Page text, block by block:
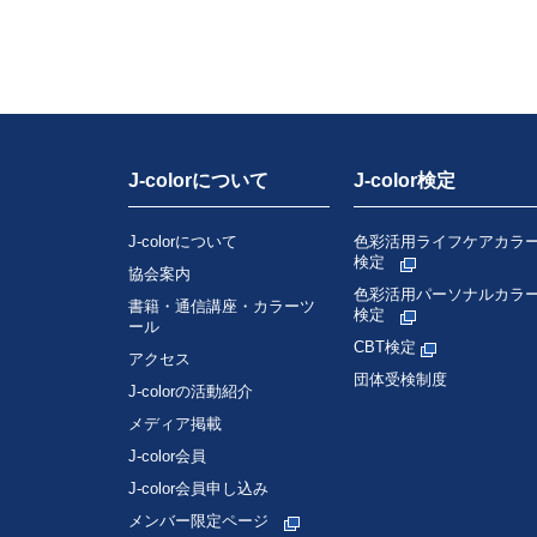
J-colorについて
J-colorについて
協会案内
書籍・通信講座・カラーツ
ール
アクセス
J-colorの活動紹介
メディア掲載
J-color会員
J-color会員申し込み
メンバー限定ページ
J-color検定
色彩活用ライフケアカラ
検定
色彩活用パーソナルカラ
検定
CBT検定
団体受検制度